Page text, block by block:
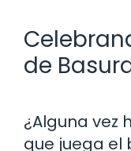
de
¿Alguna vez
que juega el